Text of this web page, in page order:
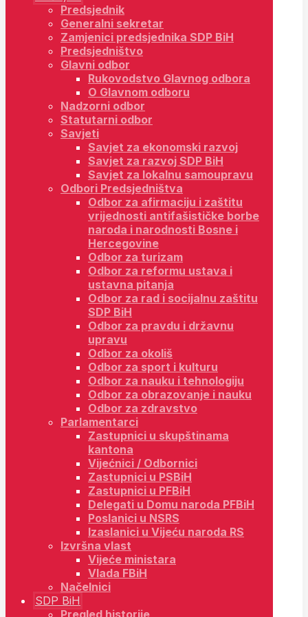
Predsjednik
Generalni sekretar
Zamjenici predsjednika SDP BiH
Predsjedništvo
Glavni odbor
Rukovodstvo Glavnog odbora
O Glavnom odboru
Nadzorni odbor
Statutarni odbor
Savjeti
Savjet za ekonomski razvoj
Savjet za razvoj SDP BiH
Savjet za lokalnu samoupravu
Odbori Predsjedništva
Odbor za afirmaciju i zaštitu
vrijednosti antifašističke borbe
naroda i narodnosti Bosne i
Hercegovine
Odbor za turizam
Odbor za reformu ustava i
ustavna pitanja
Odbor za rad i socijalnu zaštitu
SDP BiH
Odbor za pravdu i državnu
upravu
Odbor za okoliš
Odbor za sport i kulturu
Odbor za nauku i tehnologiju
Odbor za obrazovanje i nauku
Odbor za zdravstvo
Parlamentarci
Zastupnici u skupštinama
kantona
Vijećnici / Odbornici
Zastupnici u PSBiH
Zastupnici u PFBiH
Delegati u Domu naroda PFBiH
Poslanici u NSRS
Izaslanici u Vijeću naroda RS
Izvršna vlast
Vijeće ministara
Vlada FBiH
Načelnici
SDP BiH
Pregled historije